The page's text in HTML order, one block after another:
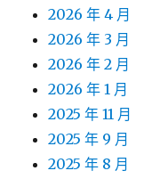
2026 年 4 月
2026 年 3 月
2026 年 2 月
2026 年 1 月
2025 年 11 月
2025 年 9 月
2025 年 8 月